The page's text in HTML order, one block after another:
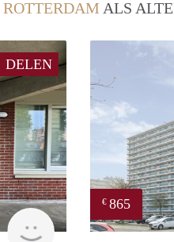
ROTTERDAM ALS
DELEN
Holland Housing
€ 865